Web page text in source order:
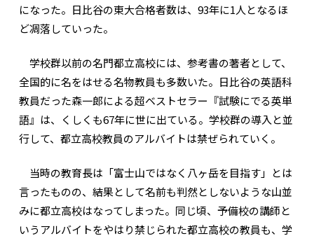
になった。日比谷の東大合格者数は、93年に1人となるほ
ど凋落していった。
学校群以前の名門都立高校には、参考書の著者として、
全国的に名をはせる名物教員も多数いた。日比谷の英語科
教員だった森一郎による超ベストセラー『試験にでる英単
語』は、くしくも67年に世に出ている。学校群の導入と並
行して、都立高校教員のアルバイトは禁ぜられていく。
当時の教育長は「富士山ではなく八ヶ岳を目指す」とは
言ったものの、結果として名前も判然としないような山並
みに都立高校はなってしまった。同じ頃、予備校の講師と
いうアルバイトをやはり禁じられた都立高校の教員も、学